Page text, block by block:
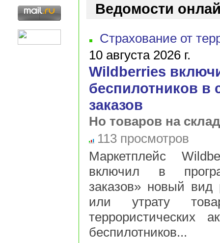
Ведомости
Страхование от
10 августа 2026 г.
Wildberries
беспилотников в
заказов
Но товаров на
113 просмотров
Маркетплейс
включил в
заказов» новый вид
или утрату
террористических
беспилотников...